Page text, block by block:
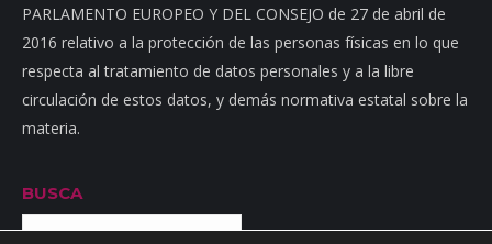
PARLAMENTO EUROPEO Y DEL CONSEJO de 27 de abril de
2016 relativo a la protección de las personas físicas en lo que
respecta al tratamiento de datos personales y a la libre
circulación de estos datos, y demás normativa estatal sobre la
materia.
BUSCA
Buscar